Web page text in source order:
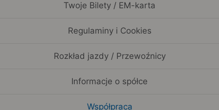
Twoje Bilety / EM-karta
Regulaminy i Cookies
Rozkład jazdy / Przewoźnicy
Informacje o spółce
Współpraca